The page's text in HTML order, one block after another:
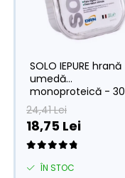
SOLO IEPURE hrană
umedă
monoproteică -
g
24,41 Lei
18,75 Lei
ÎN STOC